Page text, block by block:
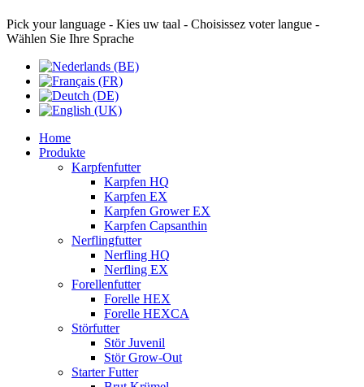
Pick your language - Kies uw taal - Choisissez voter langue -
Wählen Sie Ihre Sprache
Home
Produkte
Karpfenfutter
Karpfen HQ
Karpfen EX
Karpfen Grower EX
Karpfen Capsanthin
Nerflingfutter
Nerfling HQ
Nerfling EX
Forellenfutter
Forelle HEX
Forelle HEXCA
Störfutter
Stör Juvenil
Stör Grow-Out
Starter Futter